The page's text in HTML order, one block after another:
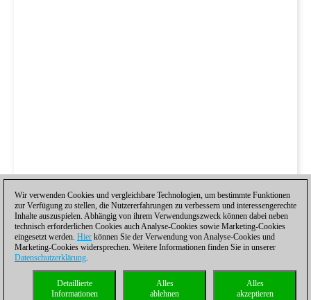
Wir verwenden Cookies und vergleichbare Technologien, um bestimmte Funktionen
zur Verfügung zu stellen, die Nutzererfahrungen zu verbessern und interessengerechte
Inhalte auszuspielen. Abhängig von ihrem Verwendungszweck können dabei neben
technisch erforderlichen Cookies auch Analyse-Cookies sowie Marketing-Cookies
eingesetzt werden. Hier können Sie der Verwendung von Analyse-Cookies und
Marketing-Cookies widersprechen. Weitere Informationen finden Sie in unserer
Datenschutzerklärung.
Alles
akzeptieren
Alles
ablehnen
Detaillierte
Informationen